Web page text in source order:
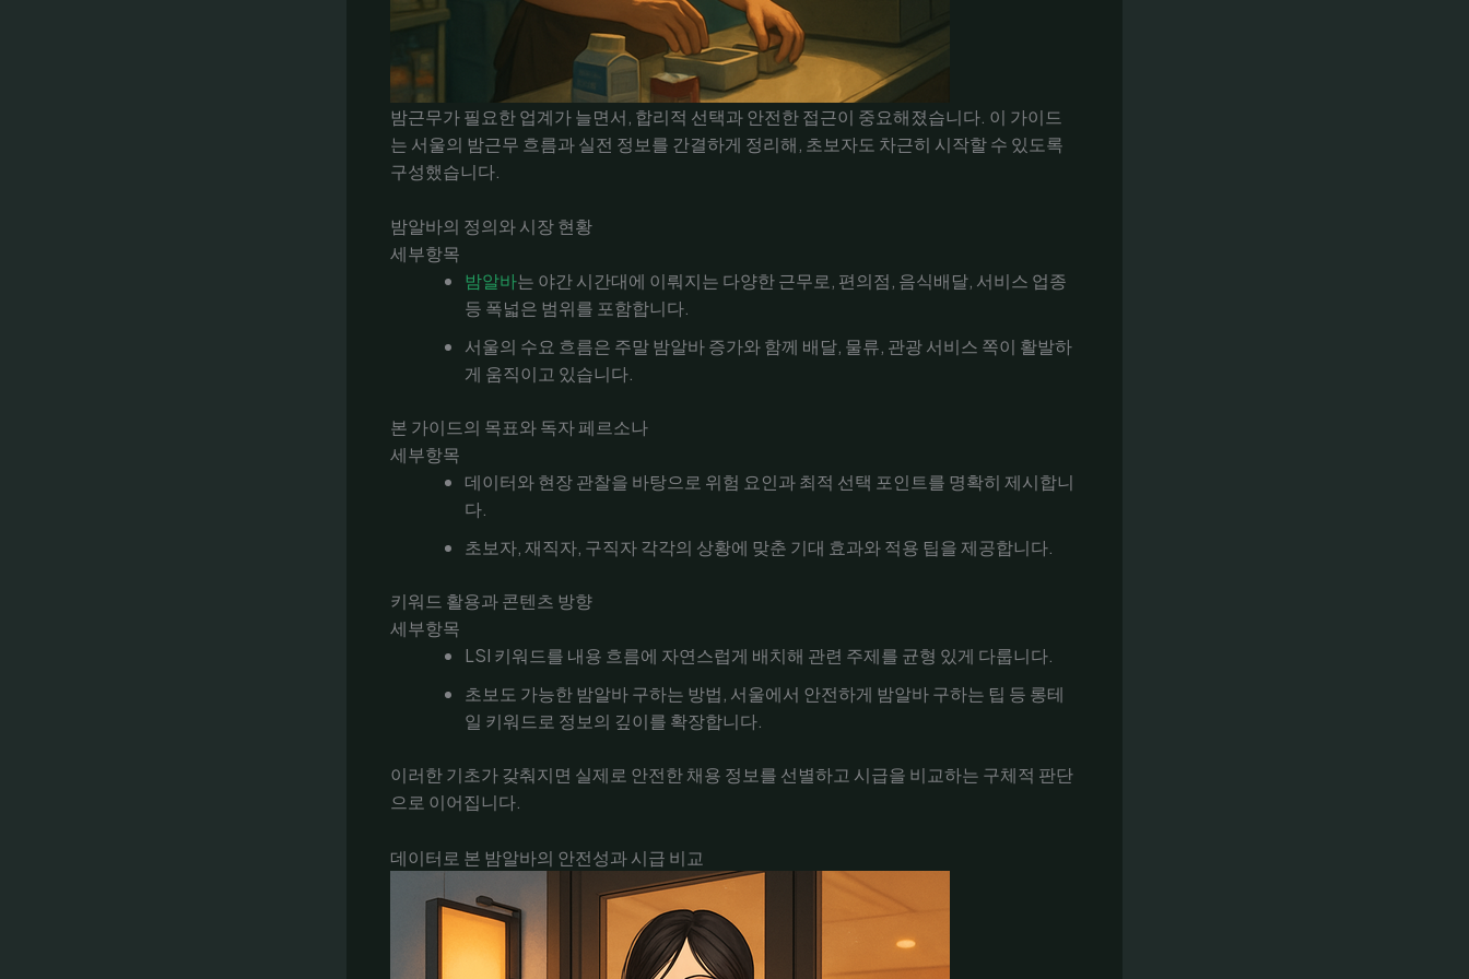
밤근무가 필요한 업계가 늘면서, 합리적 선택과 안전한 접근이 중요해졌습니다. 이 가이드
는 서울의 밤근무 흐름과 실전 정보를 간결하게 정리해, 초보자도 차근히 시작할 수 있도록
구성했습니다.
밤알바의 정의와 시장 현황
세부항목
밤알바는 야간 시간대에 이뤄지는 다양한 근무로, 편의점, 음식배달, 서비스 업종
등 폭넓은 범위를 포함합니다.
서울의 수요 흐름은 주말 밤알바 증가와 함께 배달, 물류, 관광 서비스 쪽이 활발하
게 움직이고 있습니다.
본 가이드의 목표와 독자 페르소나
세부항목
데이터와 현장 관찰을 바탕으로 위험 요인과 최적 선택 포인트를 명확히 제시합니
다.
초보자, 재직자, 구직자 각각의 상황에 맞춘 기대 효과와 적용 팁을 제공합니다.
키워드 활용과 콘텐츠 방향
세부항목
LSI 키워드를 내용 흐름에 자연스럽게 배치해 관련 주제를 균형 있게 다룹니다.
초보도 가능한 밤알바 구하는 방법, 서울에서 안전하게 밤알바 구하는 팁 등 롱테
일 키워드로 정보의 깊이를 확장합니다.
이러한 기초가 갖춰지면 실제로 안전한 채용 정보를 선별하고 시급을 비교하는 구체적 판단
으로 이어집니다.
데이터로 본 밤알바의 안전성과 시급 비교